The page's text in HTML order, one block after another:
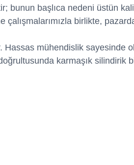
bunun başlıca nedeni üstün
birlikte,
Hassas mühendislik sayesinde
karmaşık silindirik